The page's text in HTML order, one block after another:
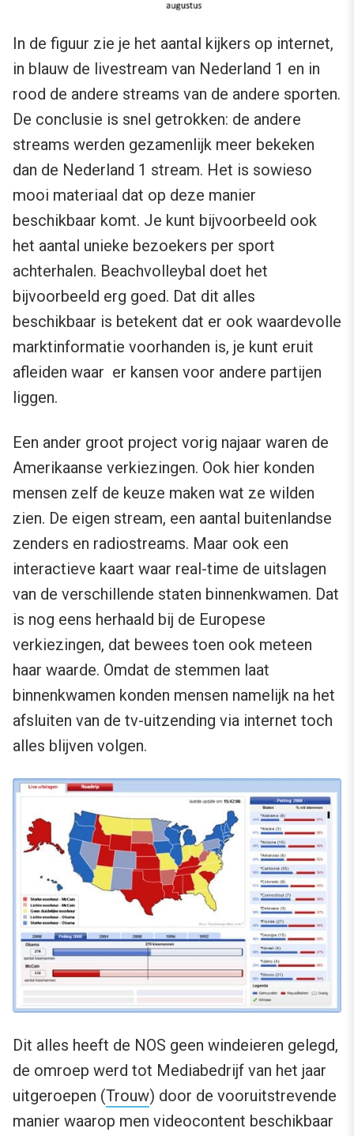
In de figuur zie je het aantal kijkers op internet,
in blauw de livestream van Nederland 1 en in
rood de andere streams van de andere sporten.
De conclusie is snel getrokken: de andere
streams werden gezamenlijk meer bekeken
dan de Nederland 1 stream. Het is sowieso
mooi materiaal dat op deze manier
beschikbaar komt. Je kunt bijvoorbeeld ook
het aantal unieke bezoekers per sport
achterhalen. Beachvolleybal doet het
bijvoorbeeld erg goed. Dat dit alles
beschikbaar is betekent dat er ook waardevolle
marktinformatie voorhanden is, je kunt eruit
afleiden waar er kansen voor andere partijen
liggen.
Een ander groot project vorig najaar waren de
Amerikaanse verkiezingen. Ook hier konden
mensen zelf de keuze maken wat ze wilden
zien. De eigen stream, een aantal buitenlandse
zenders en radiostreams. Maar ook een
interactieve kaart waar real-time de uitslagen
van de verschillende staten binnenkwamen. Dat
is nog eens herhaald bij de Europese
verkiezingen, dat bewees toen ook meteen
haar waarde. Omdat de stemmen laat
binnenkwamen konden mensen namelijk na het
afsluiten van de tv-uitzending via internet toch
alles blijven volgen.
Dit alles heeft de NOS geen windeieren gelegd,
de omroep werd tot Mediabedrijf van het jaar
uitgeroepen (Trouw) door de vooruitstrevende
manier waarop men videocontent beschikbaar